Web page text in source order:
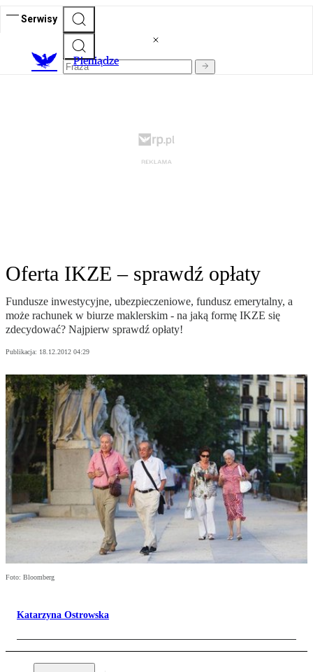
Serwisy
Pieniądze
Oferta IKZE – sprawdź opłaty
Fundusze inwestycyjne, ubezpieczeniowe, fundusz emerytalny, a
może rachunek w biurze maklerskim - na jaką formę IKZE się
zdecydować? Najpierw sprawdź opłaty!
Publikacja: 18.12.2012 04:29
Foto: Bloomberg
Katarzyna Ostrowska